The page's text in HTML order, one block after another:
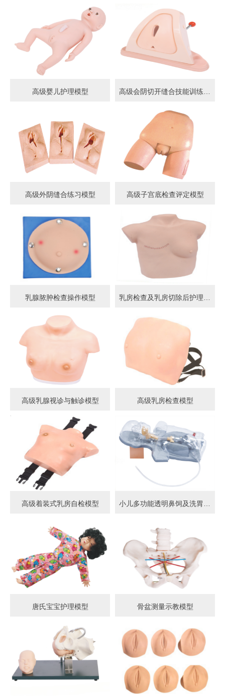
高级婴儿护理模型 高级会阴切开缝合技能训练模型
高级外阴缝合练习模型 高级子宫底检查评定模型
乳腺脓肿检查操作模型
高级乳腺视诊与触诊模型 高级乳房检查模型
高级着装式乳房自检模型
唐氏宝宝护理模型 骨盆测量示教模型